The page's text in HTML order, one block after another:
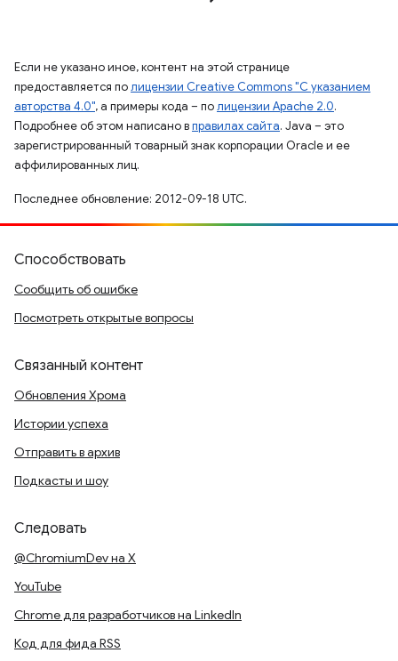
Если не указано иное, контент на этой странице
предоставляется полицензии Creative Commons "С указанием
авторства 4.0", а примеры кода – полицензии Apache 2.0.
Подробнее об этом написано вправилах сайта. Java – это
зарегистрированный товарный знак корпорации Oracle и ее
аффилированных лиц.
Последнее обновление: 2012-09-18 UTC.
Способствовать
Сообщить об ошибке
Посмотреть открытые вопросы
Связанный контент
Обновления Хрома
Истории успеха
Отправить в архив
Подкасты и шоу
Следовать
@ChromiumDev на X
YouTube
Chrome для разработчиков на LinkedIn
Код для фида RSS